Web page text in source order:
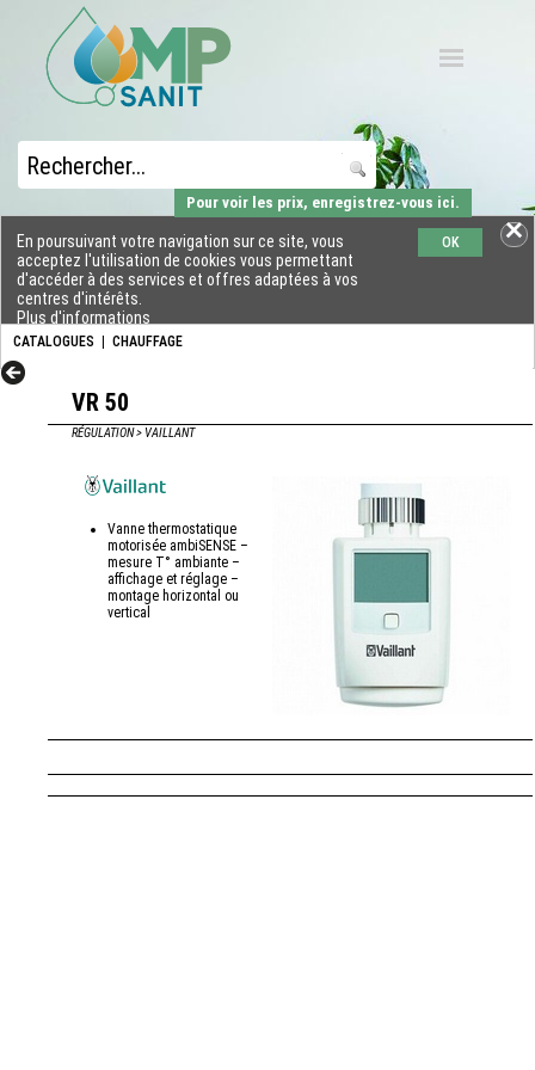
CATALOGUES CHAUFFAGE
En poursuivant votre navigation sur ce site, vous
acceptez l'utilisation de cookies vous permettant
d'accéder à des services et offres adaptées à vos
centres d'intérêts.
Plus d'informations
OK
Pour voir les prix, enregistrez-vous ici.